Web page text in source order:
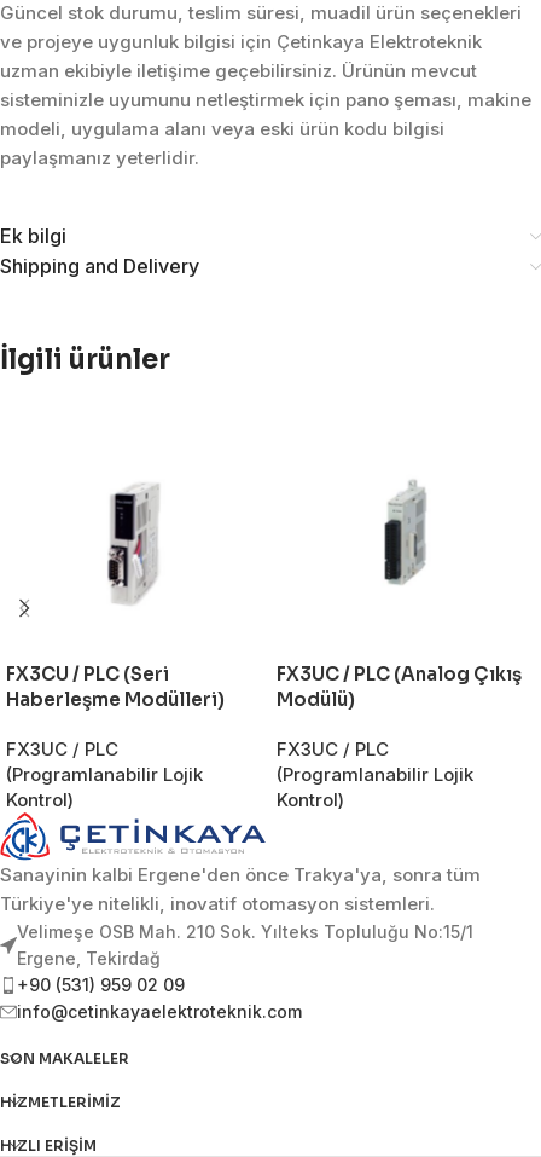
Güncel stok durumu, teslim süresi, muadil ürün seçenekleri
ve projeye uygunluk bilgisi için Çetinkaya Elektroteknik
uzman ekibiyle iletişime geçebilirsiniz. Ürünün mevcut
sisteminizle uyumunu netleştirmek için pano şeması, makine
modeli, uygulama alanı veya eski ürün kodu bilgisi
paylaşmanız yeterlidir.
Ek bilgi
Shipping and Delivery
İlgili ürünler
FX3CU / PLC (Seri
Haberleşme Modülleri)
FX3UC / PLC
(Programlanabilir Lojik
Kontrol)
FX3UC / PLC (Analog Çıkış
Modülü)
FX3UC / PLC
(Programlanabilir Lojik
Kontrol)
Sanayinin kalbi Ergene'den önce Trakya'ya, sonra tüm
Türkiye'ye nitelikli, inovatif otomasyon sistemleri.
Velimeşe OSB Mah. 210 Sok. Yılteks Topluluğu No:15/1
Ergene, Tekirdağ
+90 (531) 959 02 09
info@cetinkayaelektroteknik.com
SON MAKALELER
HIZMETLERIMIZ
HIZLI ERIŞIM